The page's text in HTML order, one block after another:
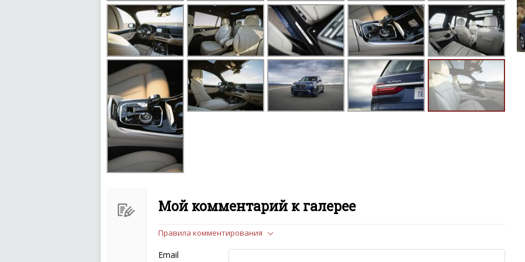
Мой комментарий к галерее
Чтобы ваш комментарий был опубликован на сайте, вам нужно придерживаться
следующих правил:
Правила комментирования
Email